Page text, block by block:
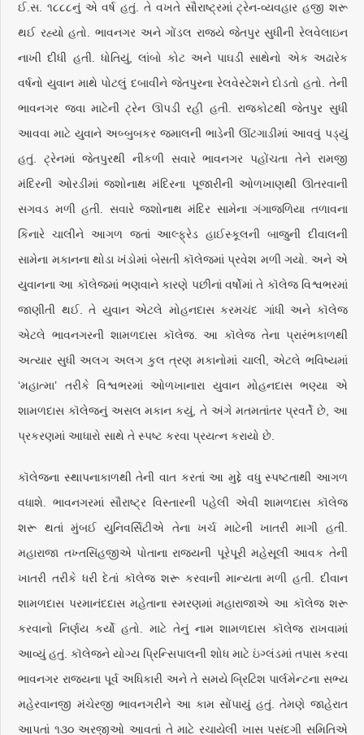
ઈ.સ. ૧૮૮૮નું એ વર્ષ હતું. તે વખતે સૌરાષ્ટ્રમાં ટ્રેન-વ્યવહાર હજી શરૂ
થઈ રહ્યો હતો. ભાવનગર અને ગોંડલ રાજ્યે જેતપુર સુધીની રેલવેલાઇન
નાખી દીધી હતી. ધોતિયું, લાંબો કોટ અને પાઘડી સાથેનો એક અઢારેક
વર્ષનો યુવાન માથે પોટલું દબાવીને જેતપુરના રેલવેસ્ટેશને દોડતો હતો. તેની
ભાવનગર જવા માટેની ટ્રેન ઊપડી રહી હતી. રાજકોટથી જેતપુર સુધી
આવવા માટે યુવાને અબ્બુબકર જમાલની ભાડેની ઊંટગાડીમાં આવવું પડ્યું
હતું. ટ્રેનમાં જેતપુરથી નીકળી સવારે ભાવનગર પહોંચતા તેને રામજી
મંદિરની ઓરડીમાં જશોનાથ મંદિરના પૂજારીની ઓળખાણથી ઊતરવાની
સગવડ મળી હતી. સવારે જશોનાથ મંદિર સામેના ગંગાજળિયા તળાવના
કિનારે ચાલીને આગળ જતાં આલ્ફ્રેડ હાઈસ્કૂલની બાજુની દીવાલની
સામેના મકાનના થોડા ખંડોમાં બેસતી કૉલેજમાં પ્રવેશ મળી ગયો. અને એ
યુવાનના આ કૉલેજમાં ભણવાને કારણે પછીનાં વર્ષોમાં તે કૉલેજ વિશ્વભરમાં
જાણીતી થઈ. તે યુવાન એટલે મોહનદાસ કરમચંદ ગાંધી અને કૉલેજ
એટલે ભાવનગરની શામળદાસ કૉલેજ. આ કૉલેજ તેના પ્રારંભકાળથી
અત્યાર સુધી અલગ અલગ કુલ ત્રણ મકાનોમાં ચાલી, એટલે ભવિષ્યમાં
‘મહાત્મા’ તરીકે વિશ્વભરમાં ઓળખાનારા યુવાન મોહનદાસ ભણ્યા એ
શામળદાસ કૉલેજનું અસલ મકાન કયું, તે અંગે મતમતાંતર પ્રવર્તે છે, આ
પ્રકરણમાં આધારો સાથે તે સ્પષ્ટ કરવા પ્રયત્ન કરાયો છે.
કૉલેજના સ્થાપનાકાળથી તેની વાત કરતાં આ મુદ્દે વધુ સ્પષ્ટતાથી આગળ
વધાશે. ભાવનગરમાં સૌરાષ્ટ્ર વિસ્તારની પહેલી એવી શામળદાસ કૉલેજ
શરૂ થતાં મુંબઈ યુનિવર્સિટીએ તેના ખર્ચ માટેની ખાતરી માગી હતી.
મહારાજા તખ્તસિંહજીએ પોતાના રાજ્યની પૂરેપૂરી મહેસૂલી આવક તેની
ખાતરી તરીકે ધરી દેતાં કૉલેજ શરૂ કરવાની માન્યતા મળી હતી. દીવાન
શામળદાસ પરમાનંદદાસ મહેતાના સ્મરણમાં મહારાજાએ આ કૉલેજ શરૂ
કરવાનો નિર્ણય કર્યો હતો. માટે તેનું નામ શામળદાસ કૉલેજ રાખવામાં
આવ્યું હતું. કૉલેજને યોગ્ય પ્રિન્સિપાલની શોધ માટે ઇંગ્લંડમાં તપાસ કરવા
ભાવનગર રાજ્યના પૂર્વ અધિકારી અને તે સમયે બ્રિટિશ પાર્લમેન્ટના સભ્ય
મહેરવાનજી મંચેરજી ભાવનગરીને આ કામ સોંપાયું હતું. તેમણે જાહેરાત
આપતાં ૧૩૦ અરજીઓ આવતાં તે માટે રચાયેલી ખાસ પસંદગી સમિતિએ